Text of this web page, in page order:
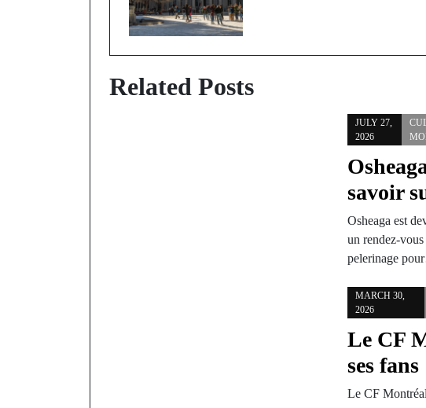
Related Posts
JULY 27,
2026
savoir
Osheaga est
un rendez-
pelerinage
MARCH 30,
2026
Le CF
ses
Le CF